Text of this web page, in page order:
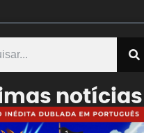
notícias